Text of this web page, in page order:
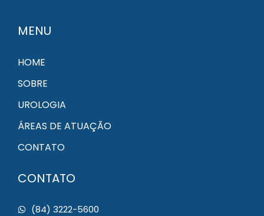
MENU
HOME
SOBRE
UROLOGIA
ÁREAS DE ATUAÇÃO
CONTATO
CONTATO
(84) 3222-5600